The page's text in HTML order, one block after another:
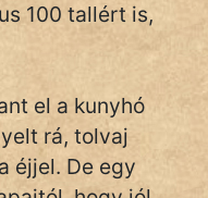
100 tallért is,
el a kunyhó
rá, tolvaj
éjjel. De egy